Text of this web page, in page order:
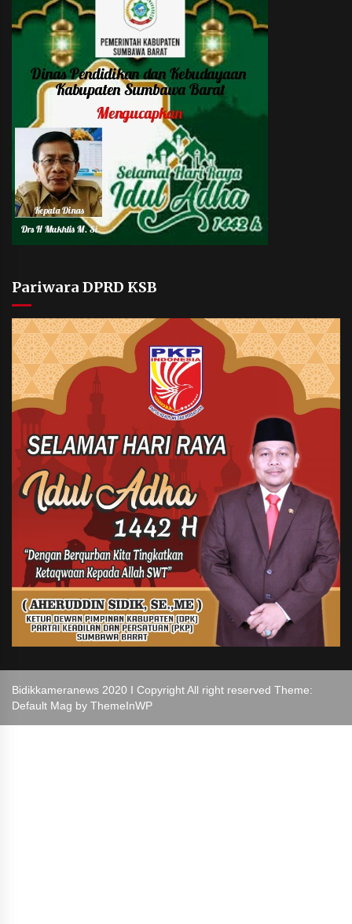
Pariwara DPRD KSB
Bidikkameranews 2020 I Copyright All right reserved Theme:
Default Mag by ThemeInWP